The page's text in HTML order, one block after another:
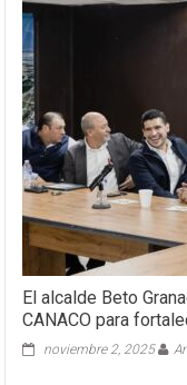
El alcalde Beto
CANACO para
noviembre 2, 2025